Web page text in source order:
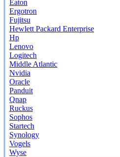
Eaton
Ergotron
Fujitsu
Hewlett Packard Enterprise
Hp
Lenovo
Logitech
Middle Atlantic
Nvidia
Oracle
Panduit
Qnap
Ruckus
Sophos
Startech
Synology
Vogels
Wyse